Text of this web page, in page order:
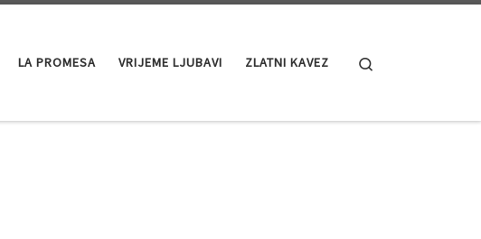
LA PROMESA VRIJEME LJUBAVI ZLATNI KAVEZ